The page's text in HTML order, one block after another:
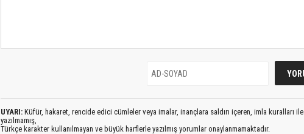
UYARI: Küfür, hakaret, rencide edici cümleler veya imalar, inançlara saldırı içeren, imla kuralları ile
yazılmamış,
Türkçe karakter kullanılmayan ve büyük harflerle yazılmış yorumlar onaylanmamaktadır.